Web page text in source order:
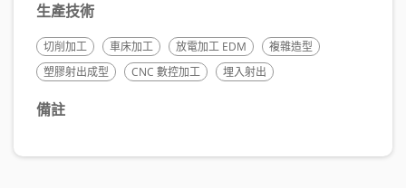
生產技術
切削加工 車床加工 放電加工 EDM
複雜造型
塑膠射出成型
CNC 數控加工 埋入射出
備註